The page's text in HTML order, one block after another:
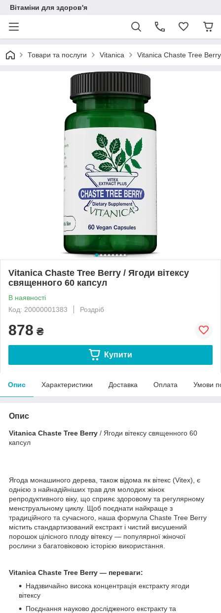
Вітаміни для здоров'я
Товари та послуги Vitanica Vitanica Chaste Tree
Vitanica Chaste Tree Berry / Ягоди вітексу
священного 60 капсул
В наявності
Код: 20000001383
Роздріб
878 ₴
Купити
Опис Характеристики Доставка Оплата Умови
Опис
Vitanica Chaste Tree Berry / Ягоди вітексу священного 60
капсул
Ягода монашиного дерева, також відома як вітекс (Vitex), є
однією з найнадійніших трав для молодих жінок
репродуктивного віку, що сприяє здоровому та регулярному
менструальному циклу. Щоб поєднати найкраще з
традиційного та сучасного, наша формула Chaste Tree Berry
містить стандартизований екстракт і чистий висушений
порошок цілісного плоду вітексу — популярної жіночої
рослини з багатовіковою історією використання.
Vitanica Chaste Tree Berry — переваги:
Надзвичайно висока концентрація екстракту ягоди
вітексу
Поєднання науково дослідженого екстракту та